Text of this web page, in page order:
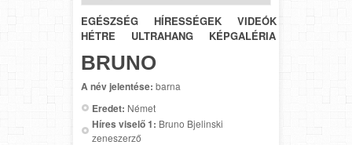
EGÉSZSÉG HÍRESSÉGEK VIDEÓK
HÉTRŐL-
HÉTRE
ULTRAHANG KÉPGALÉRIA
BRUNO
A név jelentése: barna
Eredet: Német
Híres viselő 1: Bruno Bjelinski
zeneszerző